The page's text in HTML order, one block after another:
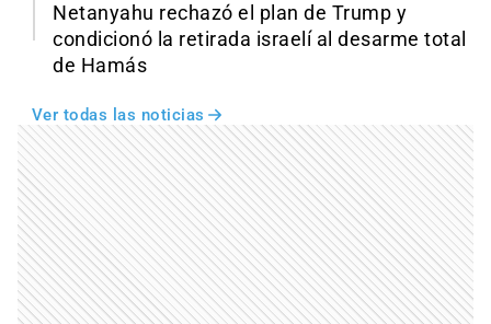
Netanyahu rechazó el plan de Trump y
condicionó la retirada israelí al desarme total
de Hamás
Ver todas las noticias